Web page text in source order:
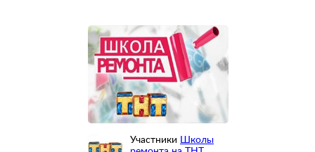
Участники Школы